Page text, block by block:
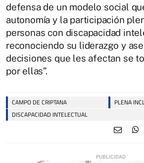
defensa de un modelo social
autonomía y la participación
personas con discapacidad
reconociendo su liderazgo y
decisiones que les afectan se
por ellas”.
CAMPO DE CRIPTANA
PLENA
DISCAPACIDAD INTELECTUAL